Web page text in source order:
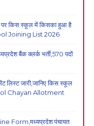
पर किस स्कूल में किसका हुआ है
Joining List 2026
बैंक क्लर्क भर्ती,570 पदों
लिस्ट जारी,जानिए किस स्कूल
Chayan Allotment
Form,मध्यप्रदेश पंचायत